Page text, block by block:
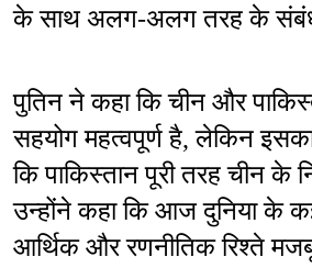
के साथ अलग-अलग तरह के
पुतिन ने कहा कि चीन और
सहयोग महत्वपूर्ण है, लेकिन
कि पाकिस्तान पूरी तरह चीन के
उन्होंने कहा कि आज दुनिया के
आर्थिक और रणनीतिक रिश्ते